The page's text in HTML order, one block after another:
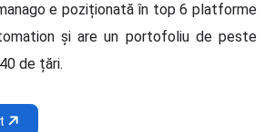
e poziționată în top 6 platforme
și are un portofoliu de peste
de țări.